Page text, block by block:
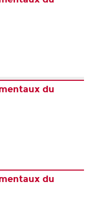
du
du